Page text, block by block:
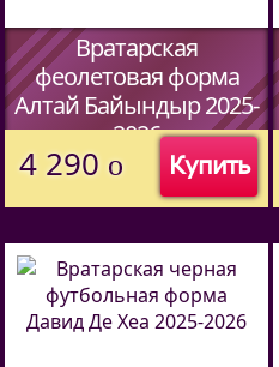
Вратарская
феолетовая форма
Алтай Байындыр 2025-
2026
(Код:44597338 Купить
4 290 o